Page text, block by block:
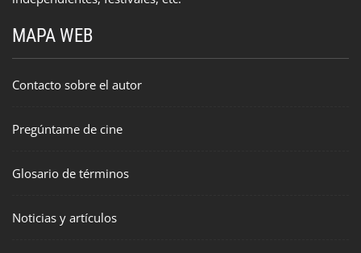
MAPA WEB
Contacto sobre el autor
Pregúntame de cine
Glosario de términos
Noticias y artículos